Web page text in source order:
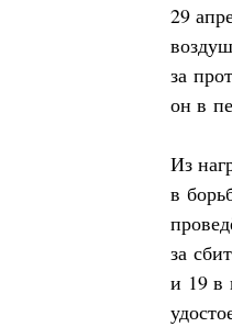
29
за
он в
Из
в
за
и 19 в